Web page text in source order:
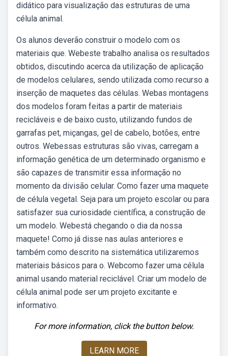
didático para visualização das estruturas de uma
célula animal.
Os alunos deverão construir o modelo com os
materiais que. Webeste trabalho analisa os resultados
obtidos, discutindo acerca da utilização de aplicação
de modelos celulares, sendo utilizada como recurso a
inserção de maquetes das células. Webas montagens
dos modelos foram feitas a partir de materiais
recicláveis e de baixo custo, utilizando fundos de
garrafas pet, miçangas, gel de cabelo, botões, entre
outros. Webessas estruturas são vivas, carregam a
informação genética de um determinado organismo e
são capazes de transmitir essa informação no
momento da divisão celular. Como fazer uma maquete
de célula vegetal. Seja para um projeto escolar ou para
satisfazer sua curiosidade científica, a construção de
um modelo. Webestá chegando o dia da nossa
maquete! Como já disse nas aulas anteriores e
também como descrito na sistemática utilizaremos
materiais básicos para o. Webcomo fazer uma célula
animal usando material reciclável. Criar um modelo de
célula animal pode ser um projeto excitante e
informativo.
For more information, click the button below.
LEARN MORE